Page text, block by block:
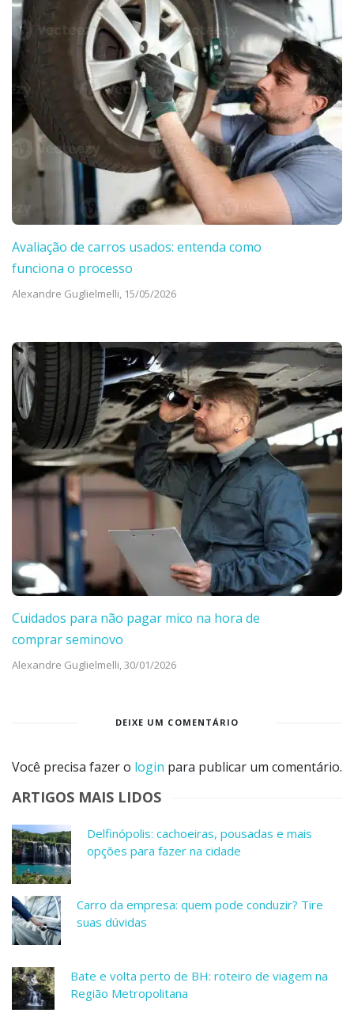
Avaliação de carros usados: entenda como
funciona o processo
Alexandre Guglielmelli, 15/05/2026
Cuidados para não pagar mico na hora de
comprar seminovo
Alexandre Guglielmelli,30/01/2026
DEIXE UM COMENTÁRIO
Você precisa fazer o login para publicar um comentário.
ARTIGOS MAIS LIDOS
Delfinópolis: cachoeiras, pousadas e mais
opções para fazer na cidade
Carro da empresa: quem pode conduzir? Tire
suas dúvidas
Bate e volta perto de BH: roteiro de viagem na
Região Metropolitana